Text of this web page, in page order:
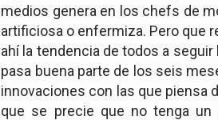
medios genera en los chefs de
artificiosa o enfermiza. Pero que
ahí la tendencia de todos a
pasa buena parte de los seis
innovaciones con las que piensa
que se precie que no tenga un